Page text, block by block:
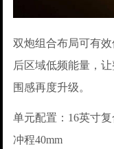
双炮组合布局可有
后区域低频能量，
围感再度升级。
单元配置：16英寸
冲程40mm